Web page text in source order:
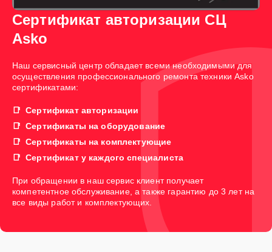
Сертификат авторизации СЦ
Asko
Наш сервисный центр обладает всеми необходимыми для
осуществления профессионального ремонта техники Asko
сертификатами:
Сертификат авторизации
Сертификаты на оборудование
Сертификаты на комплектующие
Сертификат у каждого специалиста
При обращении в наш сервис клиент получает
компетентное обслуживание, а также гарантию до 3 лет на
все виды работ и комплектующих.